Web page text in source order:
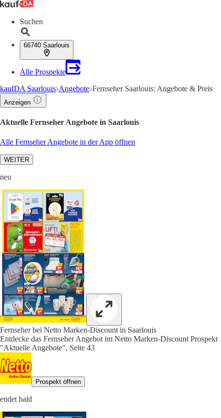
Suchen
66740 Saarlouis
Alle Prospekte
kaufDA Saarlouis Angebote Fernseher Saarlouis: Angebote & Preis
Anzeigen
Aktuelle Fernseher Angebote in Saarlouis
Alle Fernseher Angebote in der App öffnen
WEITER
neu
Fernseher bei Netto Marken-Discount in Saarlouis
Entdecke das Fernseher Angebot im Netto Marken-Discount Prospekt
"Aktuelle Angebote", Seite 43
Prospekt öffnen
endet bald